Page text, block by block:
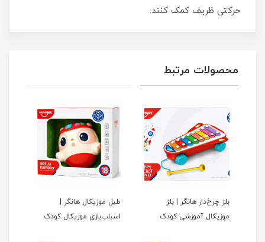
حرکتی ظریف کمک کنند.
محصولات مرتبط
بلز چرخ‌دار هانگر | بلز
موزیکال آموزشی کودک
طبل موزیکال هانگر |
اسباب‌بازی موزیکال کودک